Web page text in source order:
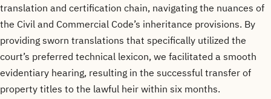
translation and certification chain, navigating the nuances of
the Civil and Commercial Code’s inheritance provisions. By
providing sworn translations that specifically utilized the
court’s preferred technical lexicon, we facilitated a smooth
evidentiary hearing, resulting in the successful transfer of
property titles to the lawful heir within six months.